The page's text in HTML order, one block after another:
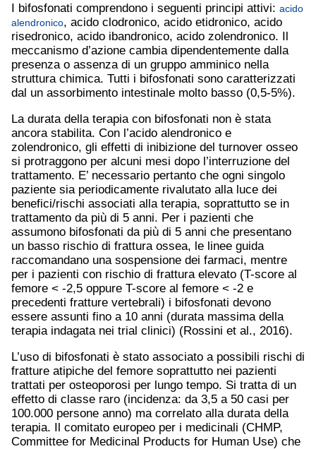
I bifosfonati comprendono i seguenti principi attivi: acido
alendronico, acido clodronico, acido etidronico, acido
risedronico, acido ibandronico, acido zolendronico. Il
meccanismo d’azione cambia dipendentemente dalla
presenza o assenza di un gruppo amminico nella
struttura chimica. Tutti i bifosfonati sono caratterizzati
dal un assorbimento intestinale molto basso (0,5-5%).
La durata della terapia con bifosfonati non è stata
ancora stabilita. Con l’acido alendronico e
zolendronico, gli effetti di inibizione del turnover osseo
si protraggono per alcuni mesi dopo l’interruzione del
trattamento. E’ necessario pertanto che ogni singolo
paziente sia periodicamente rivalutato alla luce dei
benefici/rischi associati alla terapia, soprattutto se in
trattamento da più di 5 anni. Per i pazienti che
assumono bifosfonati da più di 5 anni che presentano
un basso rischio di frattura ossea, le linee guida
raccomandano una sospensione dei farmaci, mentre
per i pazienti con rischio di frattura elevato (T-score al
femore < -2,5 oppure T-score al femore < -2 e
precedenti fratture vertebrali) i bifosfonati devono
essere assunti fino a 10 anni (durata massima della
terapia indagata nei trial clinici) (Rossini et al., 2016).
L’uso di bifosfonati è stato associato a possibili rischi di
fratture atipiche del femore soprattutto nei pazienti
trattati per osteoporosi per lungo tempo. Si tratta di un
effetto di classe raro (incidenza: da 3,5 a 50 casi per
100.000 persone anno) ma correlato alla durata della
terapia. Il comitato europeo per i medicinali (CHMP,
Committee for Medicinal Products for Human Use) che